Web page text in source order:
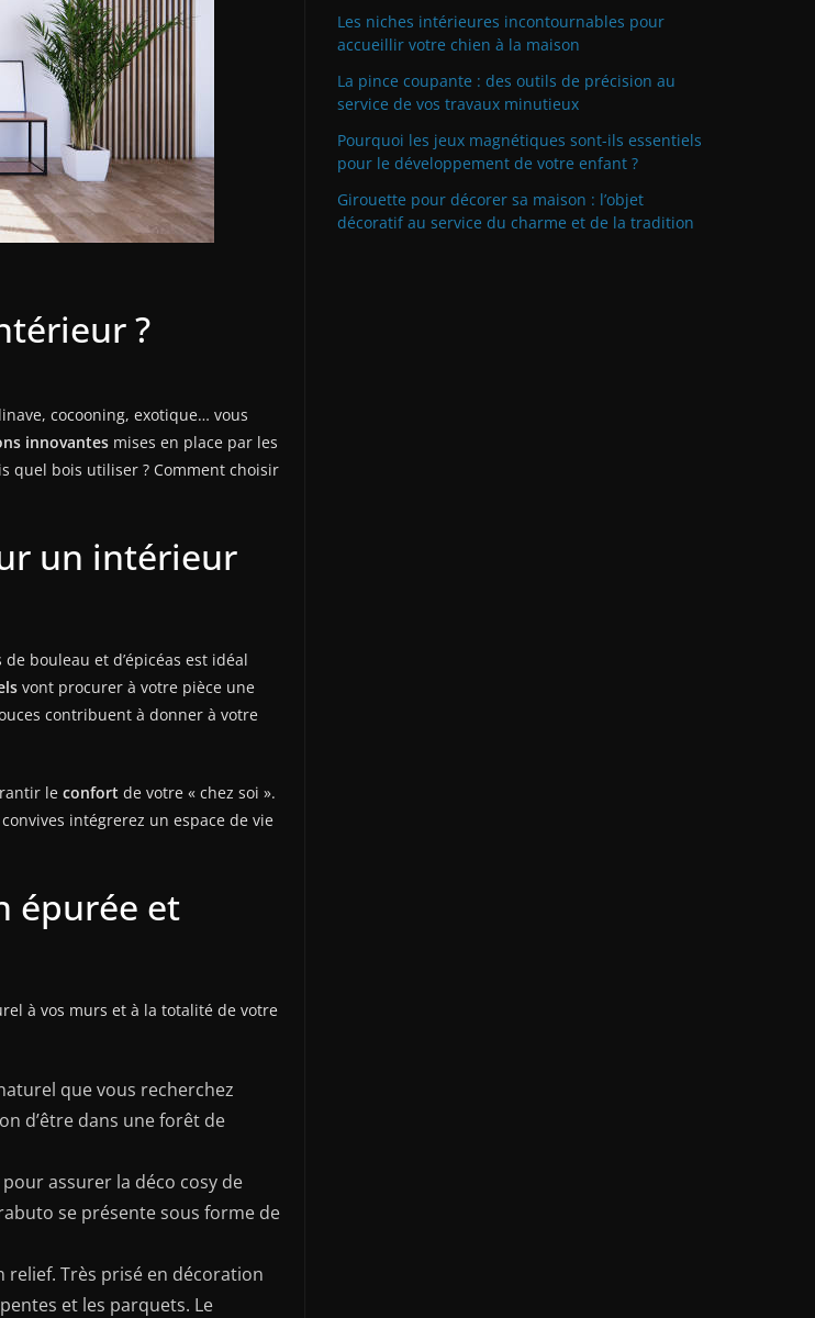
?
cocooning, exotique… vous
innovantes mises en place par les
quel bois utiliser ? Comment choisir
un intérieur
bouleau et d’épicéas est idéal
vont procurer à votre pièce une
contribuent à donner à votre
le confort de votre « chez soi ».
intégrerez un espace de vie
épurée et
à vos murs et à la totalité de votre
que vous recherchez
d’être dans une forêt de
assurer la déco cosy de
se présente sous forme de
Très prisé en décoration
et les parquets. Le
Les niches intérieures incontournables pour
accueillir votre chien à la maison
La pince coupante : des outils de précision au
service de vos travaux minutieux
Pourquoi les jeux magnétiques sont-ils essentiels
pour le développement de votre enfant ?
Girouette pour décorer sa maison : l’objet
décoratif au service du charme et de la tradition